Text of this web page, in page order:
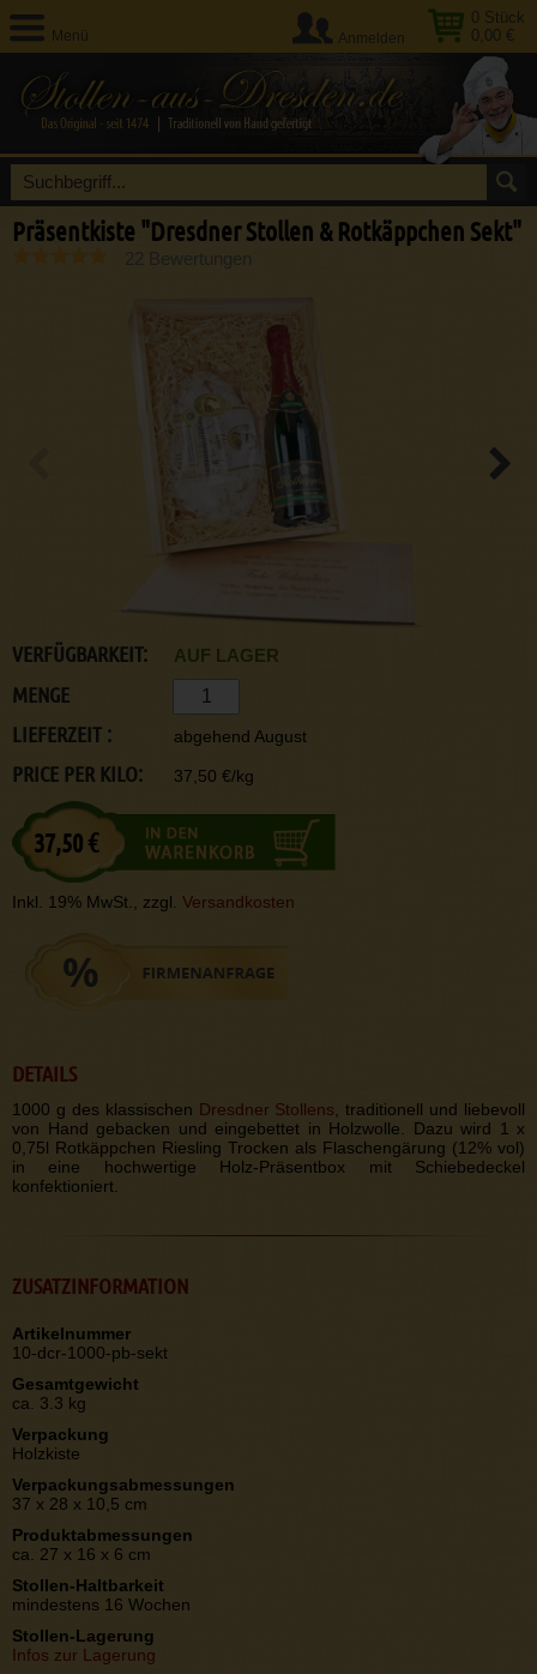
Menü
0 Stück
0,00 €
Anmelden
Präsentkiste "Dresdner Stollen & Rotkäppchen Sekt"
VERFÜGBARKEIT: AUF LAGER
MENGE
LIEFERZEIT :
abgehend August
PRICE PER KILO: 37,50 €/kg
37,50 €
Inkl. 19% MwSt., zzgl. Versandkosten
DETAILS
1000 g des klassischen Dresdner Stollens , traditionell und liebevoll
von Hand gebacken und eingebettet in Holzwolle. Dazu wird 1 x
0,75l Rotkäppchen Riesling Trocken als Flaschengärung (12% vol)
in eine hochwertige Holz-Präsentbox mit Schiebedeckel
konfektioniert.
ZUSATZINFORMATION
Artikelnummer
10-dcr-1000-pb-sekt
Gesamtgewicht
ca. 3.3 kg
Verpackung
Holzkiste
Verpackungsabmessungen
37 x 28 x 10,5 cm
Produktabmessungen
ca. 27 x 16 x 6 cm
Stollen-Haltbarkeit
mindestens 16 Wochen
Stollen-Lagerung
Infos zur Lagerung